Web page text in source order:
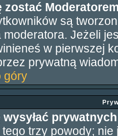
zostać
są
Jeżeli
w pierwszej
prywatną
góry
wysyłać
trzy powody;